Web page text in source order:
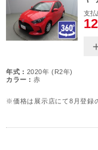
支払
年式 : 2020年 (R2年)
カラー :赤
※価格は展示店にて8月登